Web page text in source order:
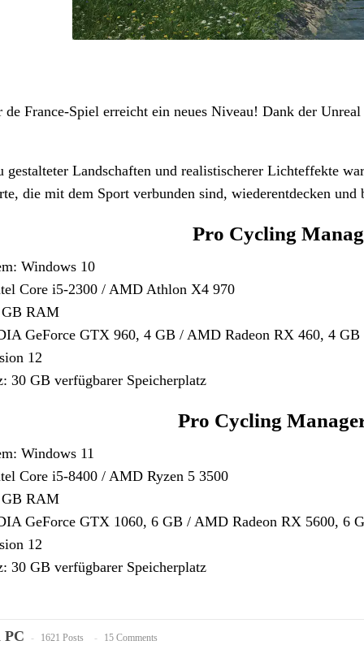
France-Spiel erreicht ein neues Niveau! Dank der
gestalteter Landschaften und realistischerer Lichteffekte
die mit dem Sport verbunden sind, wiederentdecken und
Pro Cycling
Windows 10
Core i5-2300 / AMD Athlon X4 970
GB RAM
GeForce GTX 960, 4 GB / AMD Radeon RX 460, 4
12
30 GB verfügbarer Speicherplatz
Pro Cycling
Windows 11
Core i5-8400 / AMD Ryzen 5 3500
GB RAM
GeForce GTX 1060, 6 GB / AMD Radeon RX 5600, 6
12
30 GB verfügbarer Speicherplatz
PC 1621 Posts 15 Comments